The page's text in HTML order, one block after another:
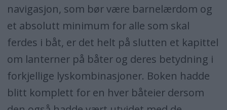
navigasjon, som bør være barnelærdom og
et absolutt minimum for alle som skal
ferdes i båt, er det helt på slutten et kapittel
om lanterner på båter og deres betydning i
forkjellige lyskombinasjoner. Boken hadde
blitt komplett for en hver båteier dersom